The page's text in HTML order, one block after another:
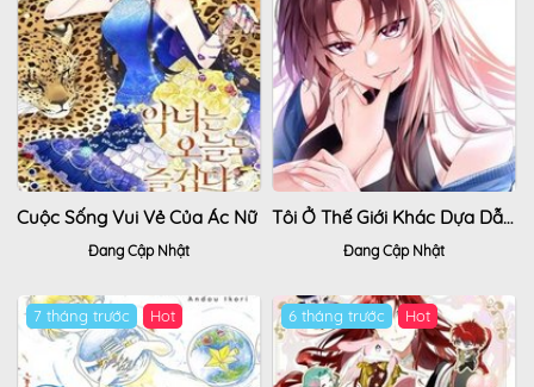
Cuộc Sống Vui Vẻ Của Ác Nữ
Đang Cập Nhật
Tôi Ở Thế Giới Khác Dựa Dẫm Vào Phụ Nữ
Đang Cập Nhật
7 tháng trước 6 tháng trước